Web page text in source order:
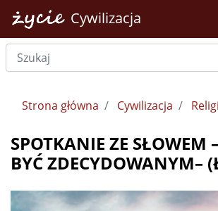
Cywilizacja
Strona główna Cywilizacja
SPOTKANIE ZE SŁOWEM
BYĆ ZDECYDOWANYM–